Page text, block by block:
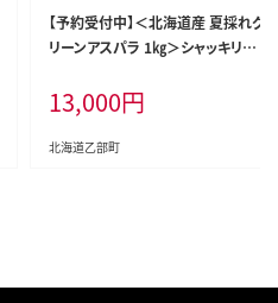
【予約受付中】＜北海道産 夏採れグ
リーンアスパラ 1㎏＞シャッキリみ
道産 国産 産地直送 乙部町 旬 新
鮮 農家直送 あすぱら アスパラガス
野菜 冷蔵配送 L以上 お取り寄せ
13,000円
北海道乙部町